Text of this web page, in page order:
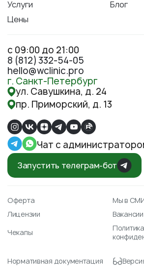
Услуги
Блог
Цены
с 09:00 до 21:00
8 (812) 332-54-05
hello@wclinic.pro
г. Санкт-Петербург
ул. Савушкина, д. 24
пр. Приморский, д. 13
Чат с
Запустить телеграм-бот
Оферта
Мы в
Лицензии
Вакансии
Чекапы
Политика
Нормативная документация